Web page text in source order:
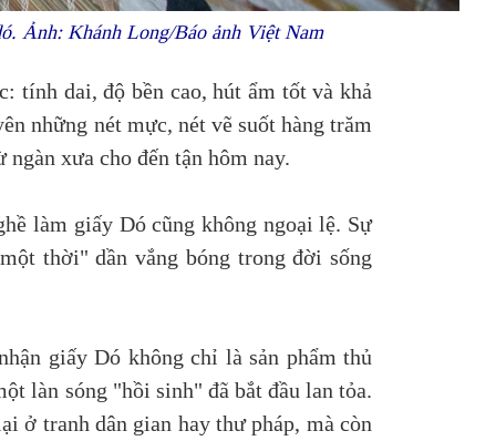
Ảnh: Khánh Long/Báo ảnh Việt Nam
tính dai, độ bền cao, hút ẩm tốt và khả
những nét mực, nét vẽ suốt hàng trăm
xưa cho đến tận hôm nay.
làm giấy Dó cũng không ngoại lệ. Sự
thời" dần vắng bóng trong đời sống
giấy Dó không chỉ là sản phẩm thủ
làn sóng "hồi sinh" đã bắt đầu lan tỏa.
ở tranh dân gian hay thư pháp, mà còn